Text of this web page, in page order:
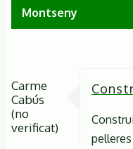
Montseny
Carme
Cabús
(no
verificat)